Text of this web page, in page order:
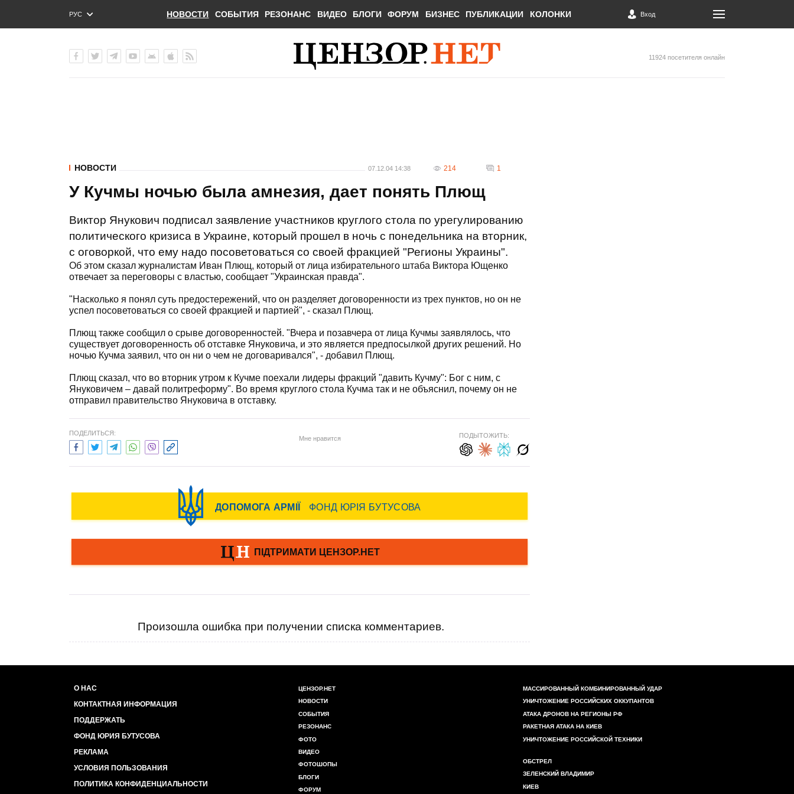
РУС
ENG
НОВОСТИ СОБЫТИЯ РЕЗОНАНС ВИДЕО БЛОГИ ФОРУМ БИЗНЕС ПУБЛИКАЦИИ КОЛОНКИ Вход
11924 посетителя онлайн
НОВОСТИ 07.12.04 14:38 214 1
У Кучмы ночью была амнезия, дает понять Плющ
Виктор Янукович подписал заявление участников круглого стола по урегулированию
политического кризиса в Украине, который прошел в ночь с понедельника на вторник,
с оговоркой, что ему надо посоветоваться со своей фракцией "Регионы Украины".
Об этом сказал журналистам Иван Плющ, который от лица избирательного штаба Виктора Ющенко
отвечает за переговоры с властью, сообщает "Украинская правда".
"Насколько я понял суть предостережений, что он разделяет договоренности из трех пунктов, но он не
успел посоветоваться со своей фракцией и партией", - сказал Плющ.
Плющ также сообщил о срыве договоренностей. "Вчера и позавчера от лица Кучмы заявлялось, что
существует договоренность об отставке Януковича, и это является предпосылкой других решений. Но
ночью Кучма заявил, что он ни о чем не договаривался", - добавил Плющ.
Плющ сказал, что во вторник утром к Кучме поехали лидеры фракций "давить Кучму": Бог с ним, с
Януковичем – давай политреформу". Во время круглого стола Кучма так и не объяснил, почему он не
отправил правительство Януковича в отставку.
ПОДЕЛИТЬСЯ:
Мне нравится ПОДЫТОЖИТЬ:
Произошла ошибка при получении списка комментариев.
О НАС
КОНТАКТНАЯ ИНФОРМАЦИЯ
ПОДДЕРЖАТЬ
ФОНД ЮРИЯ БУТУСОВА
РЕКЛАМА
УСЛОВИЯ ПОЛЬЗОВАНИЯ
ПОЛИТИКА КОНФИДЕНЦИАЛЬНОСТИ
ЦЕНЗОР.НЕТ
НОВОСТИ
СОБЫТИЯ
РЕЗОНАНС
ФОТО
ВИДЕО
ФОТОШОПЫ
БЛОГИ
ФОРУМ
МАССИРОВАННЫЙ КОМБИНИРОВАННЫЙ УДАР
УНИЧТОЖЕНИЕ РОССИЙСКИХ ОККУПАНТОВ
АТАКА ДРОНОВ НА РЕГИОНЫ РФ
РАКЕТНАЯ АТАКА НА КИЕВ
УНИЧТОЖЕНИЕ РОССИЙСКОЙ ТЕХНИКИ
ОБСТРЕЛ
ЗЕЛЕНСКИЙ ВЛАДИМИР
КИЕВ